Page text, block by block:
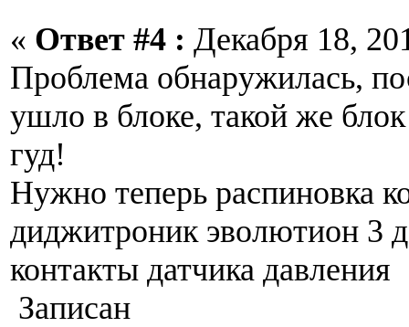
« Ответ #4 : Декабря 18,
Проблема обнаружилась,
ушло в блоке, такой же
гуд!
Нужно теперь распиновка
диджитроник эволютион 3
контакты датчика давления
Записан